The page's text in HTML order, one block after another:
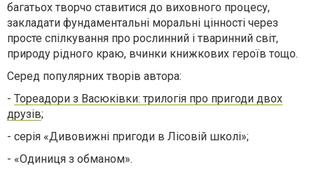
багатьох творчо ставитися до виховного процесу,
закладати фундаментальні моральні цінності через
просте спілкування про рослинний і тваринний світ,
природу рідного краю, вчинки книжкових героїв тощо.
Серед популярних творів автора:
- Тореадори з Васюківки: трилогія про пригоди двох
друзів;
- серія «Дивовижні пригоди в Лісовій школі»;
- «Одиниця з обманом».